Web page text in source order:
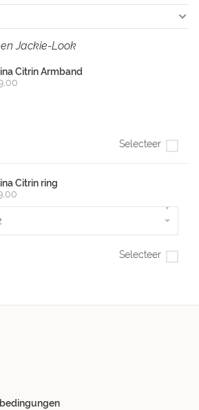
Jackie-Look
Citrin Armband
Selecteer
Citrin ring
▾
Selecteer